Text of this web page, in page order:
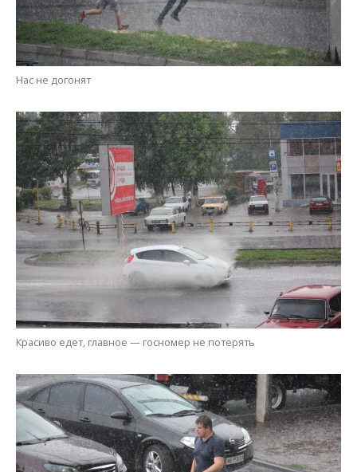
Красиво едет, главное — госномер не потерять
С погодой не повезло